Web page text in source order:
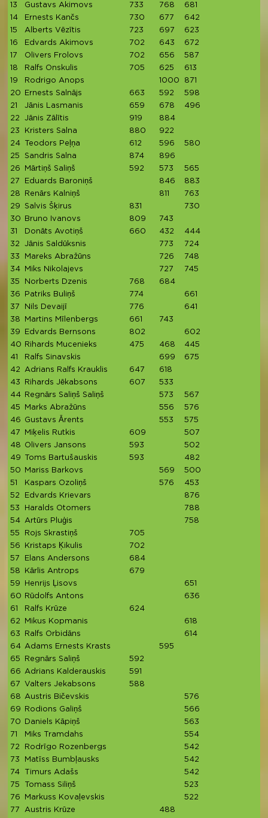
13
Gustavs Akimovs 733 768 681
14
Ernests Kančs 730 677 642
15
Alberts Vēzītis 723 697 623
16
Edvards Akimovs 702 643 672
17
Olivers Frolovs 702 656 587
18
Ralfs Onskulis 705 625 613
19
Rodrigo Anops 1000 871
20
Ernests Salnājs 663 592 598
21
Jānis Lasmanis 659 678 496
22
Jānis Zālītis 919 884
23
Kristers Salna 880 922
24
Teodors Peļņa 612 596 580
25
Sandris Salna 874 896
26
Mārtiņš Saliņš 592 573 565
27
Eduards Baroniņš 846 883
28
Renārs Kalniņš 811 763
29
Salvis Šķirus 831 730
30
Bruno Ivanovs 809 743
31
Donāts Avotiņš 660 432 444
32
Jānis Saldūksnis 773 724
33
Mareks Abražūns 726 748
34
Miks Nikolajevs 727 745
35
Norberts Dzenis 768 684
36
Patriks Buliņš 774 661
37
Nils Devaijī 776 641
38
Martins Mīlenbergs 661 743
39
Edvards Bernsons 802 602
40
Rihards Mucenieks 475 468 445
41
Ralfs Sinavskis 699 675
42
Adrians Ralfs Krauklis 647 618
43
Rihards Jēkabsons 607 533
44
Regnārs Saliņš Saliņš 573 567
45
Marks Abražūns 556 576
46
Gustavs Ārents 553 575
47
Miķelis Rutkis 609 507
48
Olivers Jansons 593 502
49
Toms Bartušauskis 593 482
50
Mariss Barkovs 569 500
51
Kaspars Ozoliņš 576 453
52
Edvards Krievars 876
53
Haralds Otomers 788
54
Artūrs Pluģis 758
55
Rojs Skrastiņš 705
56
Kristaps Ķikulis 702
57
Elans Andersons 684
58
Kārlis Antrops 679
59
Henrijs Ļisovs 651
60
Rūdolfs Antons 636
61
Ralfs Krūze 624
62
Mikus Kopmanis 618
63
Ralfs Orbidāns 614
64 Adams Ernests Krasts 595
65
Regnārs Saliņš 592
66
Adrians Kalderauskis 591
67
Valters Jekabsons 588
68
Austris Bičevskis 576
69
Rodions Galiņš 566
70
Daniels Kāpiņš 563
71
Miks Tramdahs 554
72
Rodrīgo Rozenbergs 542
73
Matīss Bumbļausks 542
74
Timurs Adašs 542
75
Tomass Siliņš 523
76
Markuss Kovaļevskis 522
77
Austris Krūze 488